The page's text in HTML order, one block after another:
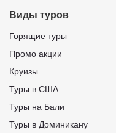
Виды туров
Горящие туры
Промо акции
Круизы
Туры в США
Туры на Бали
Туры в Доминикану